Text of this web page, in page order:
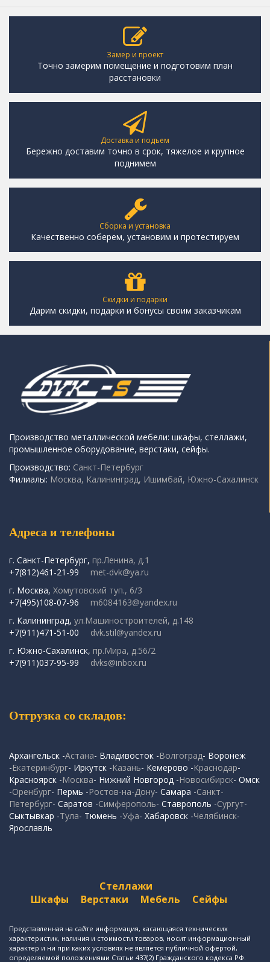
Замер и проект
Точно замерим помещение и подготовим план
расстановки
Доставка и подъем
Бережно доставим точно в срок, тяжелое и крупное
поднимем
Сборка и установка
Качественно соберем, установим и протестируем
Скидки и подарки
Дарим скидки, подарки и бонусы своим заказчикам
Производство металлической мебели: шкафы, стеллажи,
промышленное оборудование, верстаки, сейфы.
Производство: Санкт-Петербург
Филиалы: Москва, Калининград, Ишимбай, Южно-Сахалинск
Адреса и телефоны
г. Санкт-Петербург, пр.Ленина, д.1
+7(812)461-21-99
met-dvk@ya.ru
г. Москва, Хомутовский туп., 6/3
+7(495)108-07-96
m6084163@yandex.ru
г. Калининград, ул.Машиностроителей, д.148
+7(911)471-51-00
dvk.stil@yandex.ru
г. Южно-Сахалинск, пр.Мира, д.56/2
+7(911)037-95-99
dvks@inbox.ru
Отгрузка со складов:
Архангельск -Астана- Владивосток -Волгоград- Воронеж
-Екатеринбург- Иркутск -Казань- Кемерово -Краснодар-
Красноярск -Москва- Нижний Новгород -Новосибирск- Омск
-Оренбург- Пермь -Ростов-на-Дону- Самара -Санкт-
Петербург- Саратов -Симферополь- Ставрополь -Сургут-
Сыктывкар -Тула- Тюмень -Уфа- Хабаровск -Челябинск-
Ярославль
Стеллажи
Шкафы
Верстаки Мебель Сейфы
Представленная на сайте информация, касающаяся технических
характеристик, наличия и стоимости товаров, носит информационный
характер и ни при каких условиях не является публичной офертой,
определяемой положениями Статьи 437(2) Гражданского кодекса РФ.